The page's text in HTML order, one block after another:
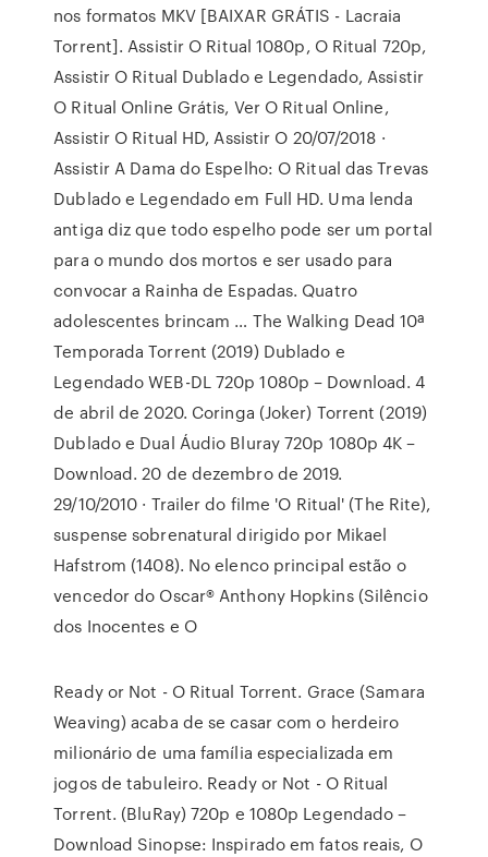
nos formatos MKV [BAIXAR GRÁTIS - Lacraia
Torrent]. Assistir O Ritual 1080p, O Ritual 720p,
Assistir O Ritual Dublado e Legendado, Assistir
O Ritual Online Grátis, Ver O Ritual Online,
Assistir O Ritual HD, Assistir O 20/07/2018 ·
Assistir A Dama do Espelho: O Ritual das Trevas
Dublado e Legendado em Full HD. Uma lenda
antiga diz que todo espelho pode ser um portal
para o mundo dos mortos e ser usado para
convocar a Rainha de Espadas. Quatro
adolescentes brincam … The Walking Dead 10ª
Temporada Torrent (2019) Dublado e
Legendado WEB-DL 720p 1080p – Download. 4
de abril de 2020. Coringa (Joker) Torrent (2019)
Dublado e Dual Áudio Bluray 720p 1080p 4K –
Download. 20 de dezembro de 2019.
29/10/2010 · Trailer do filme 'O Ritual' (The Rite),
suspense sobrenatural dirigido por Mikael
Hafstrom (1408). No elenco principal estão o
vencedor do Oscar® Anthony Hopkins (Silêncio
dos Inocentes e O
Ready or Not - O Ritual Torrent. Grace (Samara
Weaving) acaba de se casar com o herdeiro
milionário de uma família especializada em
jogos de tabuleiro. Ready or Not - O Ritual
Torrent. (BluRay) 720p e 1080p Legendado –
Download Sinopse: Inspirado em fatos reais, O